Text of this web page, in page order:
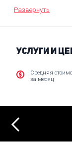
Обучение
Развернуть
УСЛУГИ И
Средняя
за месяц
Previous